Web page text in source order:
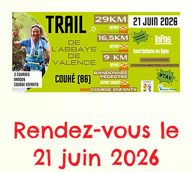
Rendez-vous le
21 juin 2026